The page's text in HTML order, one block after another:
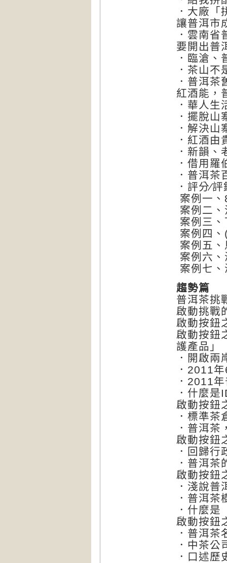
．大廠「
讓普洱市
．雲南省
要開出普
．臨滄、
．茶山不
．普洱茶
紅酒能，
．華人生
．擺脫山
．解決山
．紅酒由
．新韻、
．借用羅
．普洱茶
．評分∕
案例一
案例二
案例三
案例四
案例五
案例六
案例七
趨勢篇
普洱茶挑
啟動挑戰
啟動按鈕
啟動按鈕
護產品」
．開啟兩
．2011
．2011
．什麼是
啟動按鈕
．標準茶
．普洱茶
啟動按鈕
．回歸行
．普洱茶
啟動按鈕
．淺說普
．普洱茶
．什麼是
啟動按鈕
．普洱
．中茶公
．口述歷